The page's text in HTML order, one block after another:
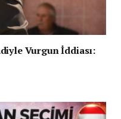
Vurgun İddiası: